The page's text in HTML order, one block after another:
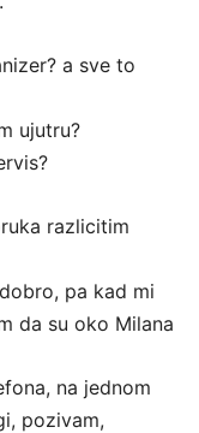
a sve to
ujutru?
razlicitim
pa kad mi
da su oko Milana
na jednom
pozivam,